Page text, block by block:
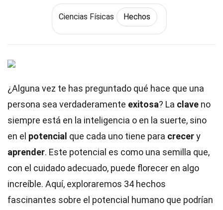
Ciencias Físicas Hechos
¿Alguna vez te has preguntado qué hace que una
persona sea verdaderamente exitosa? La clave no
siempre está en la inteligencia o en la suerte, sino
en el potencial que cada uno tiene para crecery
aprender. Este potencial es como una semilla que,
con el cuidado adecuado, puede florecer en algo
increíble. Aquí, exploraremos 34 hechos
fascinantes sobre el potencial humano que podrían